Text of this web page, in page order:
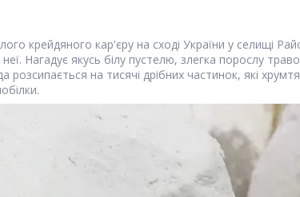
крейдяного кар'єру на сході України у селищі
Нагадує якусь білу пустелю, злегка порослу
розсипається на тисячі дрібних частинок, які